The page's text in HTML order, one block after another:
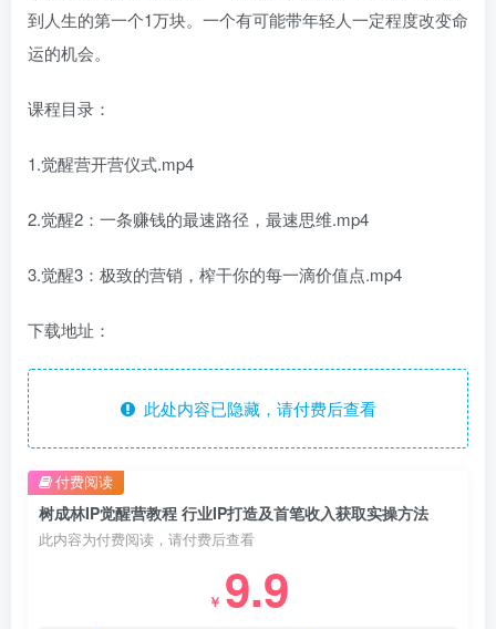
到人生的第一个1万块。一个有可能带年轻人一定程度改变命
运的机会。
课程目录：
1.觉醒营开营仪式.mp4
2.觉醒2：一条赚钱的最速路径，最速思维.mp4
3.觉醒3：极致的营销，榨干你的每一滴价值点.mp4
下载地址：
此处内容已隐藏，请付费后查看
树成林IP觉醒营教程 行业IP打造及首笔收入获取实操方法
此内容为付费阅读，请付费后查看
￥ 9.9
付费阅读